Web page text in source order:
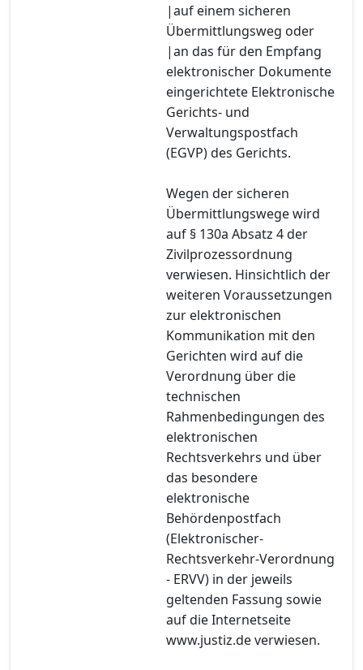
|auf einem sicheren
Übermittlungsweg oder
|an das für den Empfang
elektronischer Dokumente
eingerichtete Elektronische
Gerichts- und
Verwaltungspostfach
(EGVP) des Gerichts.
Wegen der sicheren
Übermittlungswege wird
auf § 130a Absatz 4 der
Zivilprozessordnung
verwiesen. Hinsichtlich der
weiteren Voraussetzungen
zur elektronischen
Kommunikation mit den
Gerichten wird auf die
Verordnung über die
technischen
Rahmenbedingungen des
elektronischen
Rechtsverkehrs und über
das besondere
elektronische
Behördenpostfach
(Elektronischer-
Rechtsverkehr-Verordnung
- ERVV) in der jeweils
geltenden Fassung sowie
auf die Internetseite
www.justiz.de verwiesen.